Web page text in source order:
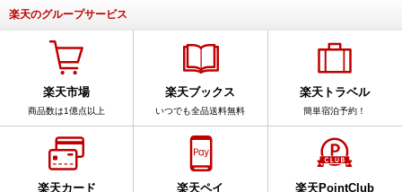
楽天のグループサービス
楽天市場
商品数は1億点以上
楽天ブックス
いつでも全品送料無料
楽天トラベル
簡単宿泊予約！
楽天カード 楽天ペイ 楽天PointClub